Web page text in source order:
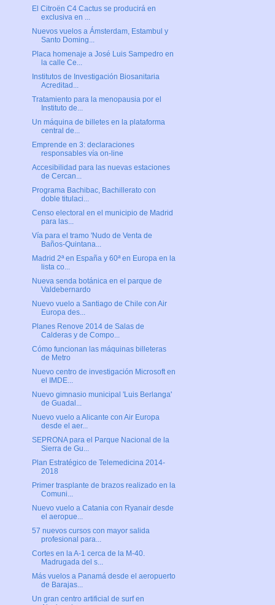
El Citroën C4 Cactus se producirá en
exclusiva en ...
Nuevos vuelos a Ámsterdam, Estambul y
Santo Doming...
Placa homenaje a José Luis Sampedro en
la calle Ce...
Institutos de Investigación Biosanitaria
Acreditad...
Tratamiento para la menopausia por el
Instituto de...
Un máquina de billetes en la plataforma
central de...
Emprende en 3: declaraciones
responsables vía on-line
Accesibilidad para las nuevas estaciones
de Cercan...
Programa Bachibac, Bachillerato con
doble titulaci...
Censo electoral en el municipio de Madrid
para las...
Vía para el tramo 'Nudo de Venta de
Baños-Quintana...
Madrid 2ª en España y 60ª en Europa en la
lista co...
Nueva senda botánica en el parque de
Valdebernardo
Nuevo vuelo a Santiago de Chile con Air
Europa des...
Planes Renove 2014 de Salas de
Calderas y de Compo...
Cómo funcionan las máquinas billeteras
de Metro
Nuevo centro de investigación Microsoft en
el IMDE...
Nuevo gimnasio municipal 'Luis Berlanga'
de Guadal...
Nuevo vuelo a Alicante con Air Europa
desde el aer...
SEPRONA para el Parque Nacional de la
Sierra de Gu...
Plan Estratégico de Telemedicina 2014-
2018
Primer trasplante de brazos realizado en la
Comuni...
Nuevo vuelo a Catania con Ryanair desde
el aeropue...
57 nuevos cursos con mayor salida
profesional para...
Cortes en la A-1 cerca de la M-40.
Madrugada del s...
Más vuelos a Panamá desde el aeropuerto
de Barajas...
Un gran centro artificial de surf en